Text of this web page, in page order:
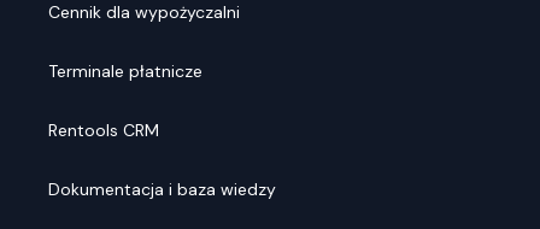
Cennik dla wypożyczalni
Terminale płatnicze
Rentools CRM
Dokumentacja i baza wiedzy